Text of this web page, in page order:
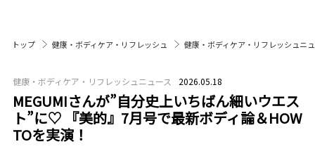
トップ 健康・ボディケア・リフレッシュ 健康・ボディケア・リフレッシュニ
健康・ボディケア・リフレッシュニュース 2026.05.18
MEGUMIさんが”自分史上いちばん細いウエス
ト”に♡ 『美的』7月号で最新ボディ論＆HOW
TOを実演！